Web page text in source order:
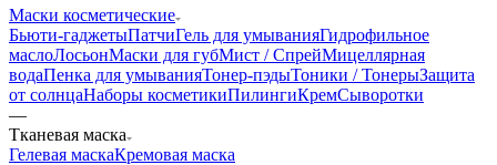
Маски косметические
Бьюти-гаджетыПатчиГель для умыванияГидрофильное
маслоЛосьонМаски для губМист / СпрейМицеллярная
водаПенка для умыванияТонер-пэдыТоники / ТонерыЗащита
от солнцаНаборы косметикиПилингиКремСыворотки
—
Тканевая маска
Гелевая маскаКремовая маска